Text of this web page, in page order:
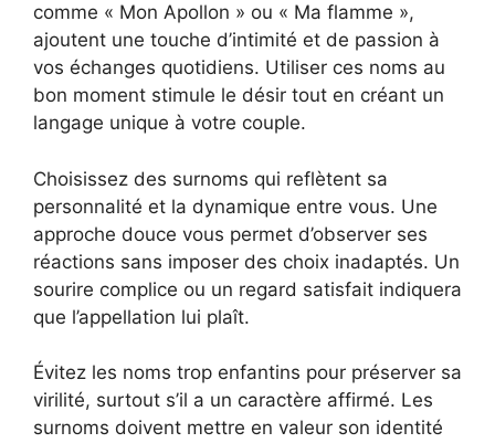
comme « Mon Apollon » ou « Ma flamme »,
ajoutent une touche d’intimité et de passion à
vos échanges quotidiens. Utiliser ces noms au
bon moment stimule le désir tout en créant un
langage unique à votre couple.
Choisissez des surnoms qui reflètent sa
personnalité et la dynamique entre vous. Une
approche douce vous permet d’observer ses
réactions sans imposer des choix inadaptés. Un
sourire complice ou un regard satisfait indiquera
que l’appellation lui plaît.
Évitez les noms trop enfantins pour préserver sa
virilité, surtout s’il a un caractère affirmé. Les
surnoms doivent mettre en valeur son identité